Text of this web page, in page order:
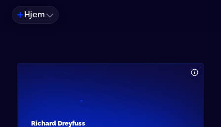
Hjem
Richard Dreyfuss